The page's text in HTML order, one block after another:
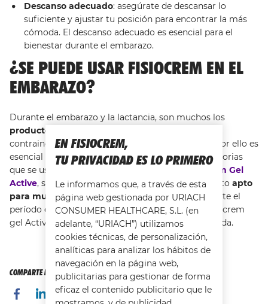
Descanso adecuado: asegúrate de descansar lo
suficiente y ajustar tu posición para encontrar la más
cómoda. El descanso adecuado es esencial para el
bienestar durante el embarazo.
¿SE PUEDE USAR FISIOCREM EN EL
EMBARAZO?
Durante el embarazo y la lactancia, son muchos los
productos
contraindicaciones para la madre o para el bebé. Por ello es
esencial tener cuidado con las cremas antiinflamatorias
que se usan en el embarazo En el caso de
Fisiocrem Gel
Active, se puede usar ya que se trata de un producto apto
para mujeres embarazadase, incluso, apto durante el
período delactancia. Recomendamos aplicar Fisiocrem
gel Active con pequeños masajes en la zona afectada.
COMPARTE ESTA PÁGINA CON TUS AMIGOS
EN FISIOCREM,
TU PRIVACIDAD ES LO PRIMERO
Le informamos que, a través de esta
página web gestionada por URIACH
CONSUMER HEALTHCARE, S.L. (en
adelante, “URIACH”) utilizamos
cookies técnicas, de personalización,
analíticas para analizar los hábitos de
navegación en la página web,
publicitarias para gestionar de forma
eficaz el contenido publicitario que le